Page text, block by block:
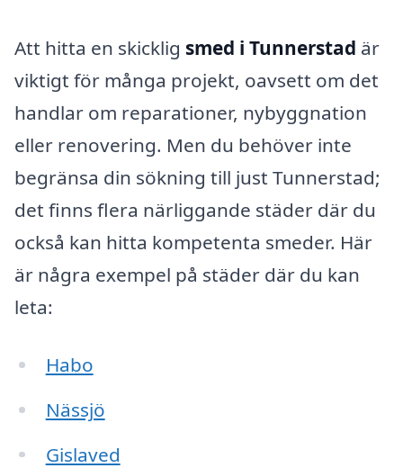
Att hitta en skicklig smed i Tunnerstad är
viktigt för många projekt, oavsett om det
handlar om reparationer, nybyggnation
eller renovering. Men du behöver inte
begränsa din sökning till just Tunnerstad;
det finns flera närliggande städer där du
också kan hitta kompetenta smeder. Här
är några exempel på städer där du kan
leta:
Habo
Nässjö
Gislaved